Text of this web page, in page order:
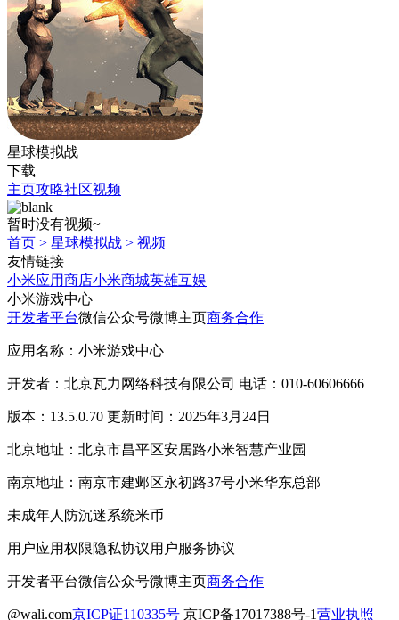
星球模拟战
下载
主页攻略社区视频
暂时没有视频~
首页 > 星球模拟战 > 视频
友情链接
小米应用商店小米商城英雄互娱
小米游戏中心
开发者平台微信公众号微博主页商务合作
应用名称：小米游戏中心
开发者：北京瓦力网络科技有限公司 电话：010-60606666
版本：13.5.0.70 更新时间：2025年3月24日
北京地址：北京市昌平区安居路小米智慧产业园
南京地址：南京市建邺区永初路37号小米华东总部
未成年人防沉迷系统米币
用户应用权限隐私协议用户服务协议
开发者平台微信公众号微博主页商务合作
@wali.com京ICP证110335号 京ICP备17017388号-1营业执照